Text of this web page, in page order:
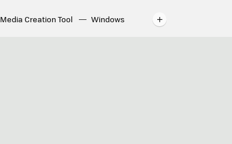
Media Creation Tool
Windows